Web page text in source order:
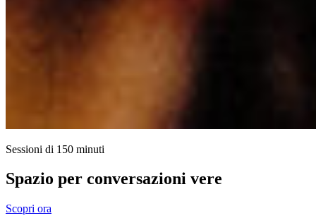
Sessioni di 150 minuti
Spazio per conversazioni vere
Scopri ora